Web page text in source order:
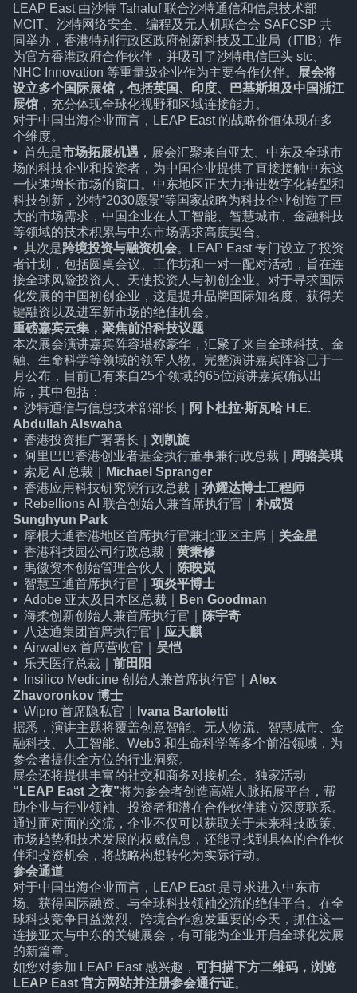
LEAP East 由沙特 Tahaluf 联合沙特通信和信息技术部
MCIT、沙特网络安全、编程及无人机联合会 SAFCSP 共
同举办，香港特别行政区政府创新科技及工业局（ITIB）作
为官方香港政府合作伙伴，并吸引了沙特电信巨头 stc、
NHC Innovation 等重量级企业作为主要合作伙伴。
展会将
设立多个国际展馆，包括英国、印度、巴基斯坦及中国浙江
展馆 ，充分体现全球化视野和区域连接能力。
对于中国出海企业而言，LEAP East 的战略价值体现在多
个维度。
• 首先是市场拓展机遇 ，展会汇聚来自亚太、中东及全球市
场的科技企业和投资者，为中国企业提供了直接接触中东这
一快速增长市场的窗口。中东地区正大力推进数字化转型和
科技创新，沙特“2030愿景”等国家战略为科技企业创造了巨
大的市场需求，中国企业在人工智能、智慧城市、金融科技
等领域的技术积累与中东市场需求高度契合。
• 其次是跨境投资与融资机会。LEAP East 专门设立了投资
者计划，包括圆桌会议、工作坊和一对一配对活动，旨在连
接全球风险投资人、天使投资人与初创企业。对于寻求国际
化发展的中国初创企业，这是提升品牌国际知名度、获得关
键融资以及进军新市场的绝佳机会。
重磅嘉宾云集，聚焦前沿科技议题
本次展会演讲嘉宾阵容堪称豪华，汇聚了来自全球科技、金
融、生命科学等领域的领军人物。完整演讲嘉宾阵容已于一
月公布，目前已有来自25个领域的65位演讲嘉宾确认出
席，其中包括：
• 沙特通信与信息技术部部长｜
阿卜杜拉·斯瓦哈 H.E.
Abdullah Alswaha
• 香港投资推广署署长｜ 刘凯旋
•
阿里巴巴香港创业者基金执行董事兼行政总裁｜
周骆美琪
• 索尼 AI 总裁｜
Michael Spranger
• 香港应用科技研究院行政总裁｜ 孙耀达博士工程师
•
Rebellions AI 联合创始人兼首席执行官｜ 朴成贤
Sunghyun Park
•
摩根大通香港地区首席执行官兼北亚区主席｜ 关金星
• 香港科技园公司行政总裁｜ 黄秉修
• 禹徽资本创始管理合伙人｜
陈映岚
• 智慧互通首席执行官｜ 项炎平博士
• Adobe 亚太及日本区总裁｜
Ben Goodman
• 海柔创新创始人兼首席执行官｜
陈宇奇
•
八达通集团首席执行官｜ 应天麒
• Airwallex 首席营收官｜ 吴恺
•
乐天医疗总裁｜ 前田阳
•
Insilico Medicine 创始人兼首席执行官｜ Alex
Zhavoronkov 博士
• Wipro 首席隐私官｜
Ivana Bartoletti
据悉，演讲主题将覆盖创意智能、无人物流、智慧城市、金
融科技、人工智能、Web3 和生命科学等多个前沿领域，为
参会者提供全方位的行业洞察。
展会还将提供丰富的社交和商务对接机会。独家活动
“LEAP East 之夜”将为参会者创造高端人脉拓展平台，帮
助企业与行业领袖、投资者和潜在合作伙伴建立深度联系。
通过面对面的交流，企业不仅可以获取关于未来科技政策、
市场趋势和技术发展的权威信息，还能寻找到具体的合作伙
伴和投资机会，将战略构想转化为实际行动。
参会通道
对于中国出海企业而言，LEAP East 是寻求进入中东市
场、获得国际融资、与全球科技领袖交流的绝佳平台。在全
球科技竞争日益激烈、跨境合作愈发重要的今天，抓住这一
连接亚太与中东的关键展会，有可能为企业开启全球化发展
的新篇章。
如您对参加 LEAP East 感兴趣， 可扫描下方二维码，浏览
LEAP East 官方网站并注册参会通行证。